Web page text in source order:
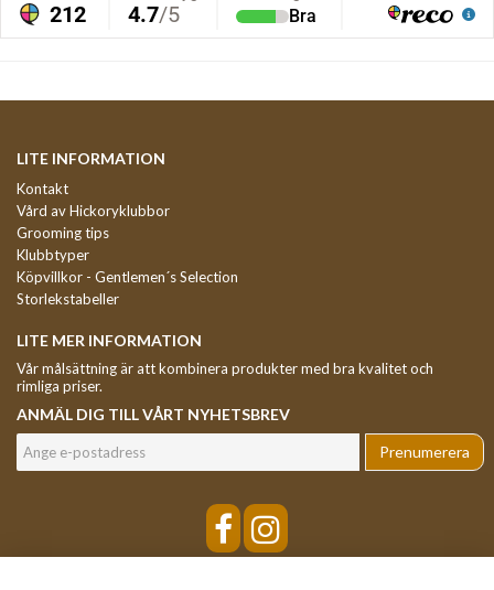
LITE INFORMATION
Kontakt
Vård av Hickoryklubbor
Grooming tips
Klubbtyper
Köpvillkor - Gentlemen´s Selection
Storlekstabeller
LITE MER INFORMATION
Vår målsättning är att kombinera produkter med bra kvalitet och
rimliga priser.
ANMÄL DIG TILL VÅRT NYHETSBREV
Prenumerera